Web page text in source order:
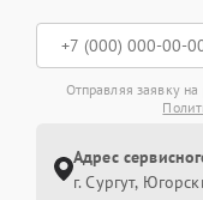
Отправляя заявку
Адрес
г. Сургут,